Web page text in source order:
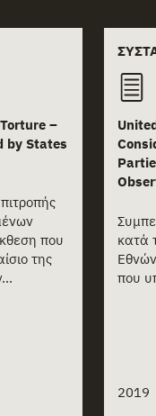
–
by States
που
της
κατά
που
2019